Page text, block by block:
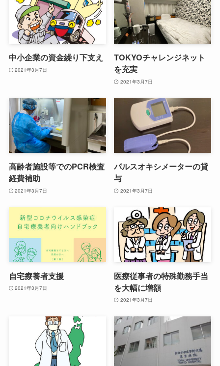
中小企業の資金繰り下支え
2021年3月7日
TOKYOチャレンジネット
を充実
2021年3月7日
高齢者施設等でのPCR検査
経費補助
2021年3月7日
パルスオキシメーターの貸
与
2021年3月7日
自宅療養者支援
2021年3月7日
医療従事者の特殊勤務手当
を大幅に増額
2021年3月7日